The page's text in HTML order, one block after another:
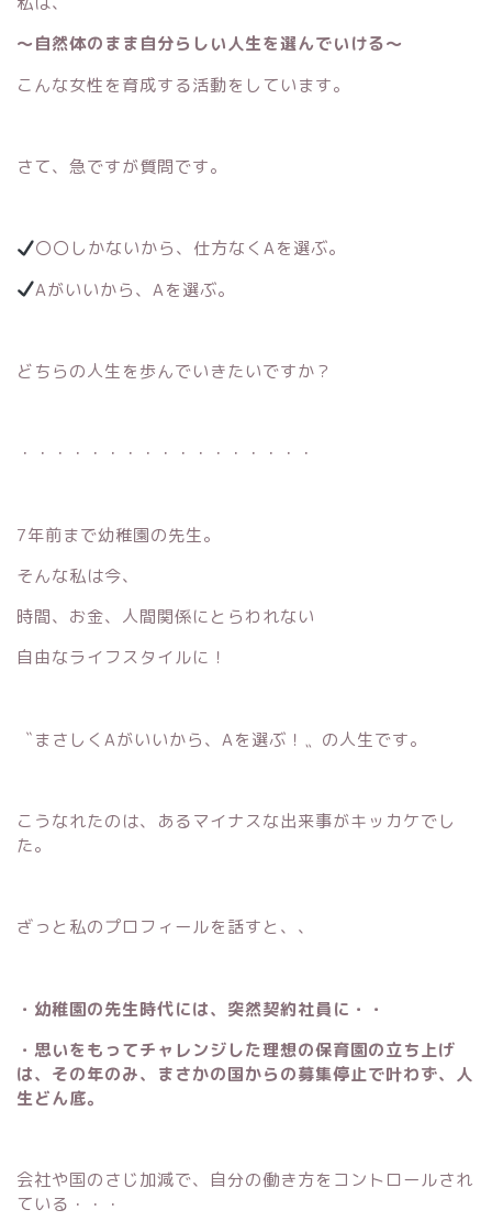
〜自然体のまま自分らしい人生を選んでいける〜
こんな女性を育成する活動をしています。
さて、急ですが質問です。
〇〇しかないから、仕方なくAを選ぶ。
Aがいいから、Aを選ぶ。
どちらの人生を歩んでいきたいですか？
・・・・・・・・・・・・・・・・・
7年前まで幼稚園の先生。
そんな私は今、
時間、お金、人間関係にとらわれない
自由なライフスタイルに！
〝まさしくAがいいから、Aを選ぶ！〟の人生です。
こうなれたのは、あるマイナスな出来事がキッカケでし
た。
ざっと私のプロフィールを話すと、、
・幼稚園の先生時代には、突然契約社員に・・
・思いをもってチャレンジした理想の保育園の立ち上げ
は、その年のみ、まさかの国からの募集停止で叶わず、人
生どん底。
会社や国のさじ加減で、自分の働き方をコントロールされ
ている・・・